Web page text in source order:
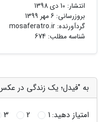
انتشار: 10 دی 1398
بروزرسانی: 6 مهر 1399
گردآورنده: mosaferatro.ir
شناسه مطلب: 674
به "فیدل؛ یک زندگی در
امتیاز دهید:1
2
3